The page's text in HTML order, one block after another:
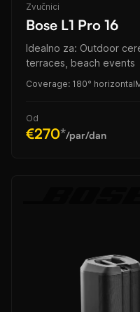
Zvučnici
Bose L1 Pro 16
Idealno za: Outdoor
terraces, beach events
Coverage: 180° horizontal
Od
€270*/par/dan